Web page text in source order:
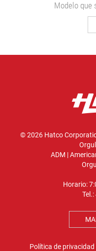
Modelo que
© 2026 Hatco
ADM |
Horario:
Tel.:
Política de privacidad